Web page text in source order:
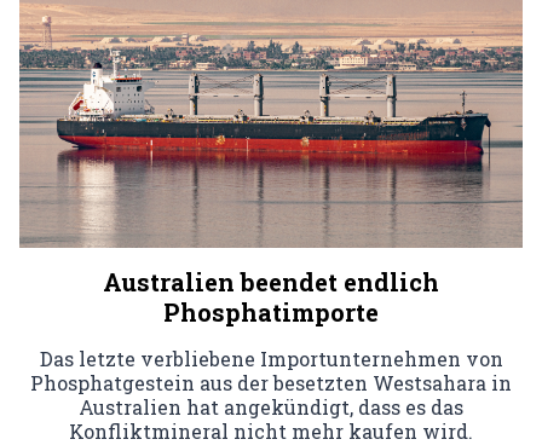
Australien beendet endlich
Phosphatimporte
Das letzte verbliebene Importunternehmen von
Phosphatgestein aus der besetzten Westsahara in
Australien hat angekündigt, dass es das
Konfliktmineral nicht mehr kaufen wird.